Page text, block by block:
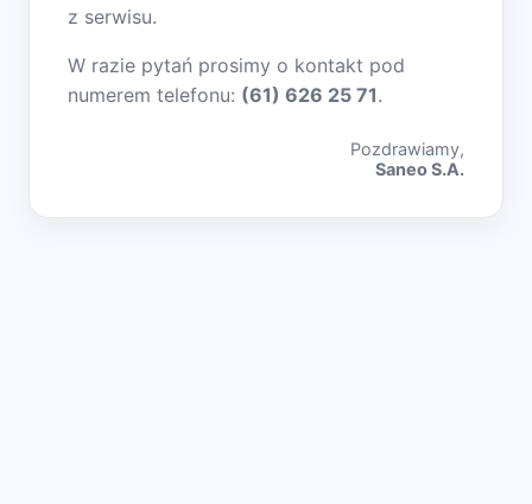
z serwisu.
W razie pytań prosimy o kontakt pod
numerem telefonu: (61) 626 25 71.
Pozdrawiamy,
Saneo S.A.